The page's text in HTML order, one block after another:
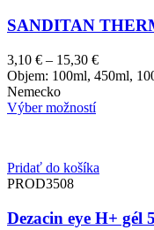
SANDITAN
3,10 € – 15,30 €Price
range:
Objem: 100ml, 450ml,
Nemecko
Výber možností
Pridať do košíka
PROD3508
Dezacin eye H+ gél